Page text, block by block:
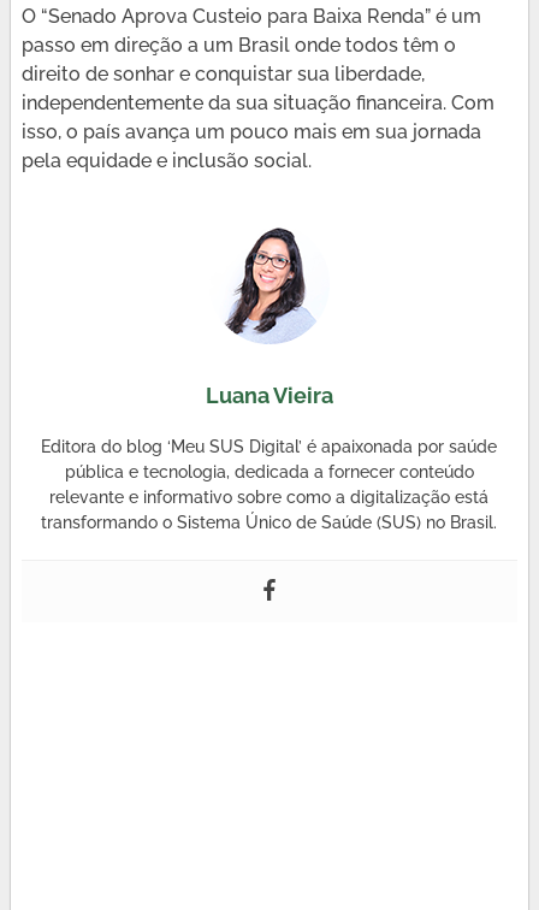
O “Senado Aprova Custeio para Baixa Renda” é um
passo em direção a um Brasil onde todos têm o
direito de sonhar e conquistar sua liberdade,
independentemente da sua situação financeira. Com
isso, o país avança um pouco mais em sua jornada
pela equidade e inclusão social.
Luana Vieira
Editora do blog ‘Meu SUS Digital’ é apaixonada por saúde
pública e tecnologia, dedicada a fornecer conteúdo
relevante e informativo sobre como a digitalização está
transformando o Sistema Único de Saúde (SUS) no Brasil.